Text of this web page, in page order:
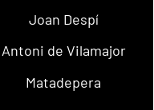
Joan Despí
Antoni de Vilamajor
Matadepera